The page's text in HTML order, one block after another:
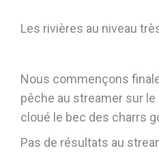
Les rivières au niveau
Nous commençons
pêche au streamer sur le
cloué le bec des charrs
Pas de résultats au